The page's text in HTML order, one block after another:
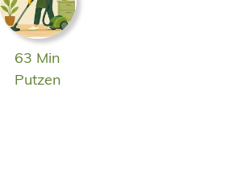
63 Min
Putzen